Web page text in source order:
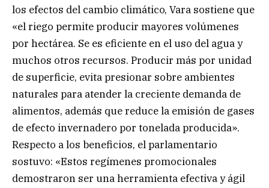
los efectos del cambio climático, Vara sostiene que
«el riego permite producir mayores volúmenes
por hectárea. Se es eficiente en el uso del agua y
muchos otros recursos. Producir más por unidad
de superficie, evita presionar sobre ambientes
naturales para atender la creciente demanda de
alimentos, además que reduce la emisión de gases
de efecto invernadero por tonelada producida».
Respecto a los beneficios, el parlamentario
sostuvo: «Estos regímenes promocionales
demostraron ser una herramienta efectiva y ágil